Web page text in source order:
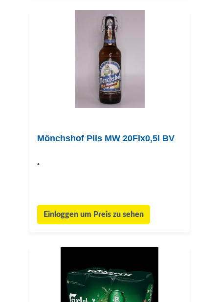
Mönchshof Pils MW 20Flx0,5l BV
•
Einloggen um Preis zu sehen